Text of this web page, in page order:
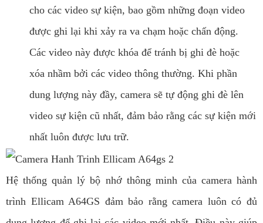
cho các video sự kiện, bao gồm những đoạn video
được ghi lại khi xảy ra va chạm hoặc chấn động.
Các video này được khóa để tránh bị ghi đè hoặc
xóa nhầm bởi các video thông thường. Khi phần
dung lượng này đầy, camera sẽ tự động ghi đè lên
video sự kiện cũ nhất, đảm bảo rằng các sự kiện mới
nhất luôn được lưu trữ.
Hệ thống quản lý bộ nhớ thông minh của camera hành
trình Ellicam A64GS đảm bảo rằng camera luôn có đủ